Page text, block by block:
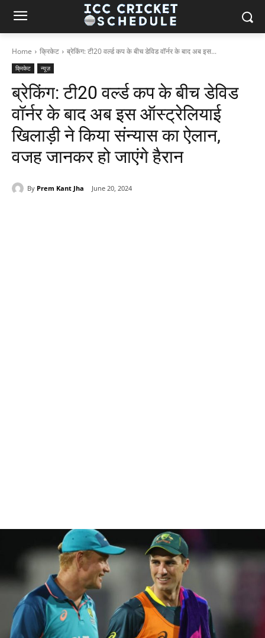
Home क्रिकेट ब्रेकिंग: टी20 वर्ल्ड कप के बीच डेविड वॉर्नर के बाद अब इस...
क्रिकेट न्यूज़
ब्रेकिंग: टी20 वर्ल्ड कप के बीच डेविड
वॉर्नर के बाद अब इस ऑस्ट्रेलियाई
खिलाड़ी ने किया संन्यास का ऐलान,
वजह जानकर हो जाएंगे हैरान
By Prem Kant Jha June 20, 2024